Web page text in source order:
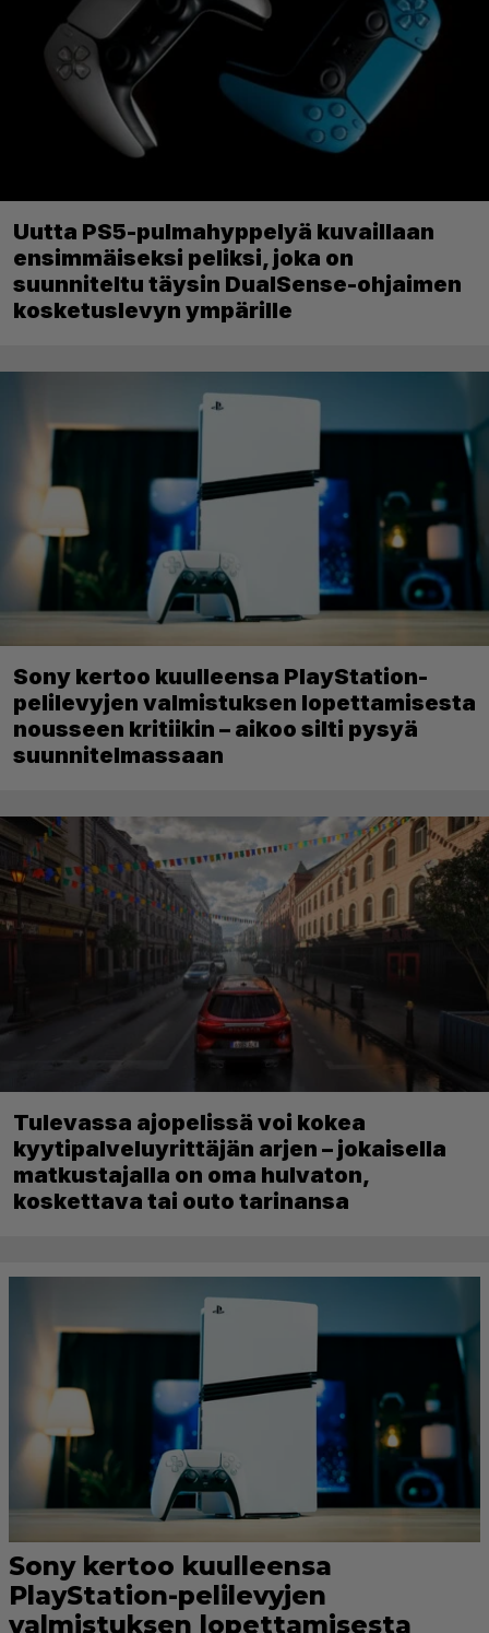
Uutta PS5-pulmahyppelyä kuvaillaan
ensimmäiseksi peliksi, joka on
suunniteltu täysin DualSense-ohjaimen
kosketuslevyn ympärille
Sony kertoo kuulleensa PlayStation-
pelilevyjen valmistuksen lopettamisesta
nousseen kritiikin – aikoo silti pysyä
suunnitelmassaan
Tulevassa ajopelissä voi kokea
kyytipalveluyrittäjän arjen – jokaisella
matkustajalla on oma hulvaton,
koskettava tai outo tarinansa